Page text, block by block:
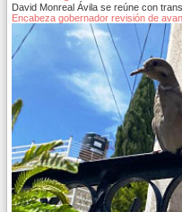
David Monreal Ávila se reúne con
Encabeza gobernador revisión de